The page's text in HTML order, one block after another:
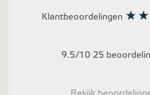
Klantbeoordelingen
9.5/10 25